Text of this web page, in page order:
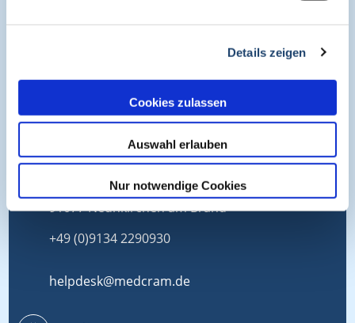
Details zeigen
Cookies zulassen
Auswahl erlauben
Nur notwendige Cookies
Cogitando-GmbH
c/o CME-Verlag Medcram
Im Birnengarten 7
91077 Neunkirchen am Brand
+49 (0)9134 2290930
helpdesk@medcram.de